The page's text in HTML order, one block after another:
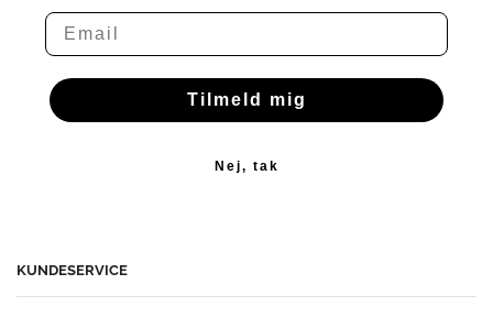
Email
Tilmeld mig
Nej, tak
KUNDESERVICE